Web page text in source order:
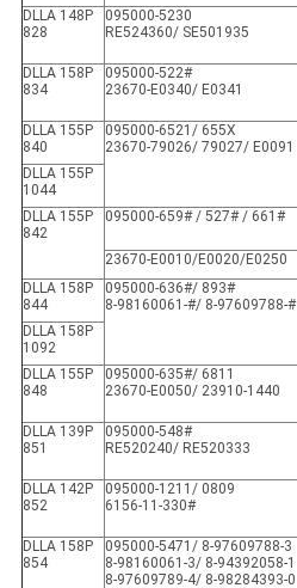
DLLA 148P
828
095000-5230
RE524360/ SE501935
DLLA 158P
834
095000-522#
23670-E0340/ E0341
DLLA 155P
840
095000-6521/ 655X
23670-79026/ 79027/ E0091
DLLA 155P
1044
DLLA 155P
842
095000-659# / 527# / 661#
23670-E0010/E0020/E0250
DLLA 158P
844
095000-636#/ 893#
8-98160061-#/ 8-97609788-#
DLLA 158P
1092
DLLA 155P
848
095000-635#/ 6811
23670-E0050/ 23910-1440
DLLA 139P
851
095000-548#
RE520240/ RE520333
DLLA 142P
852
095000-1211/ 0809
6156-11-330#
DLLA 158P
854
095000-5471/ 8-97609788-3
8-98160061-3/ 8-94392058-1
8-97609789-4/ 8-98284393-0